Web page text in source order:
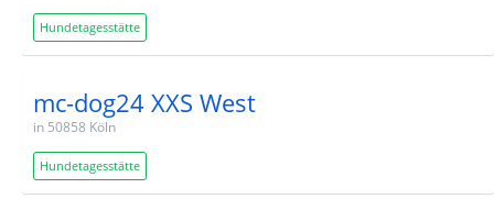
Hundetagesstätte
mc-dog24 XXS West
in 50858 Köln
Hundetagesstätte